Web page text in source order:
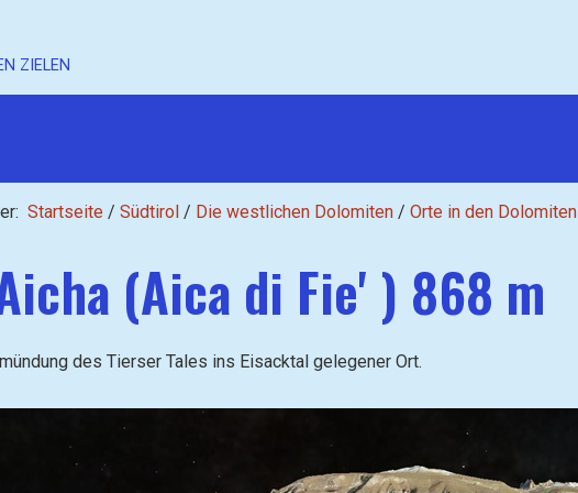
ZIELEN
Startseite / Südtirol / Die westlichen Dolomiten / Orte in den Dolomiten
(Aica di Fie' ) 868 m
des Tierser Tales ins Eisacktal gelegener Ort.